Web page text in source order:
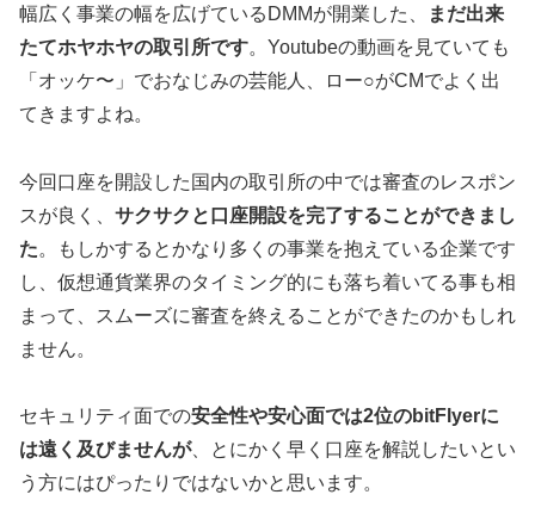
幅広く事業の幅を広げているDMMが開業した、
まだ出来
たてホヤホヤの取引所です。Youtubeの動画を見ていても
「オッケ〜」でおなじみの芸能人、ロー○がCMでよく出
てきますよね。
今回口座を開設した国内の取引所の中では審査のレスポン
スが良く、 サクサクと口座開設を完了することができまし
た。もしかするとかなり多くの事業を抱えている企業です
し、仮想通貨業界のタイミング的にも落ち着いてる事も相
まって、スムーズに審査を終えることができたのかもしれ
ません。
セキュリティ面での安全性や安心面では2位のbitFlyerに
は遠く及びませんが、とにかく早く口座を解説したいとい
う方にはぴったりではないかと思います。